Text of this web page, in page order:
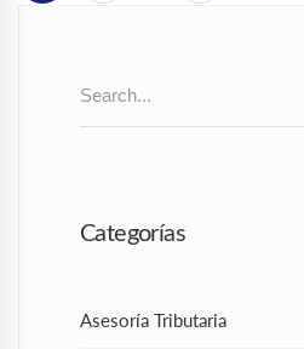
for:
Categorías
Asesoría Tributaria